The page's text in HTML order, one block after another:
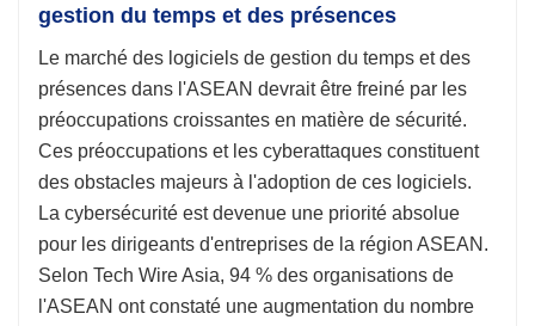
gestion du temps et des présences
Le marché des logiciels de gestion du temps et des
présences dans l'ASEAN devrait être freiné par les
préoccupations croissantes en matière de sécurité.
Ces préoccupations et les cyberattaques constituent
des obstacles majeurs à l'adoption de ces logiciels.
La cybersécurité est devenue une priorité absolue
pour les dirigeants d'entreprises de la région ASEAN.
Selon Tech Wire Asia, 94 % des organisations de
l'ASEAN ont constaté une augmentation du nombre